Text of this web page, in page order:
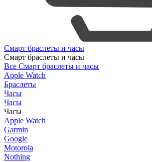
Смарт браслеты и часы
Смарт браслеты и часы
Все Смарт браслеты и часы
Apple Watch
Браслеты
Часы
Часы
Часы
Apple Watch
Garmin
Google
Motorola
Nothing